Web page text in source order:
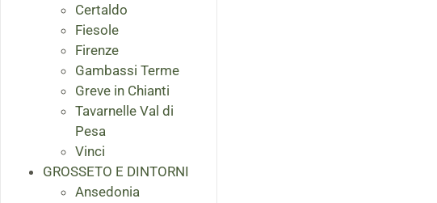
Certaldo
Fiesole
Firenze
Gambassi Terme
Greve in Chianti
Tavarnelle Val di
Pesa
Vinci
GROSSETO E DINTORNI
Ansedonia